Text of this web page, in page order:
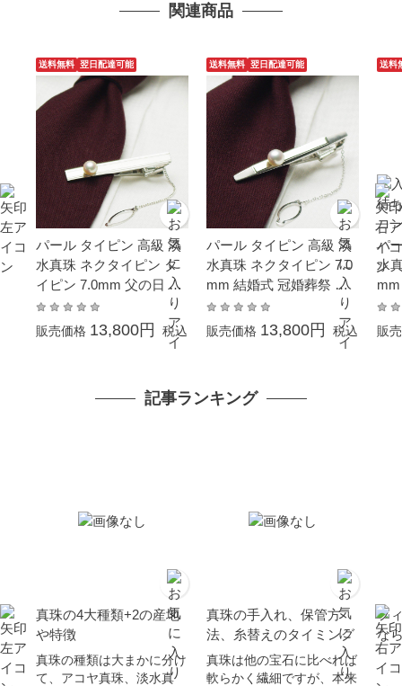
関連商品
送料無料 翌日配達可能
パール タイピン 高級 淡
水真珠 ネクタイピン タ
イピン 7.0mm 父の日 ギ
フト プレゼント 結婚式
冠婚葬祭 成人式 卒業式
入学式 本真珠 カジュア
販売価格 13,800円 税込
送料無料 翌日配達可能
パール タイピン 高級 淡
水真珠 ネクタイピン 7.0
mm 結婚式 冠婚葬祭 成
人式 卒業式 入学式 父の
日 プレゼント ギフト 実
販売価格 13,800円 税込
送料
パ
水
真
式
販
記事ランキング
真珠の4大種類+2の産地
や特徴
真珠の種類は大まかに分け
て、アコヤ真珠、淡水真
真珠の手入れ、保管方
法、糸替えのタイミング
真珠は他の宝石に比べれば
軟らかく繊細ですが、本来
フ
な